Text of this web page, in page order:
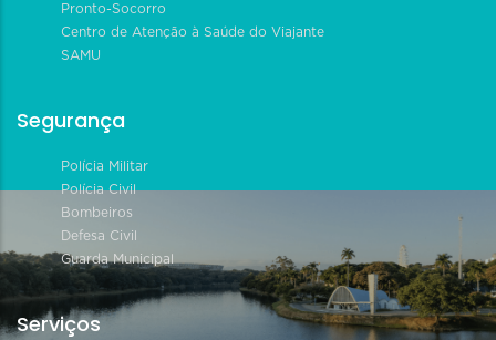
Pronto-Socorro
Centro de Atenção à Saúde do Viajante
SAMU
Segurança
Polícia Militar
Polícia Civil
Bombeiros
Defesa Civil
Guarda Municipal
Serviços